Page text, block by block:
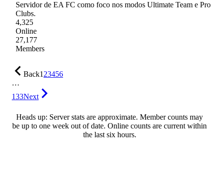
Servidor de EA FC como foco nos modos Ultimate Team e Pro
Clubs.
4,325
Online
27,177
Members
Back123456
…
133Next
Heads up: Server stats are approximate. Member counts may
be up to one week out of date. Online counts are current within
the last six hours.